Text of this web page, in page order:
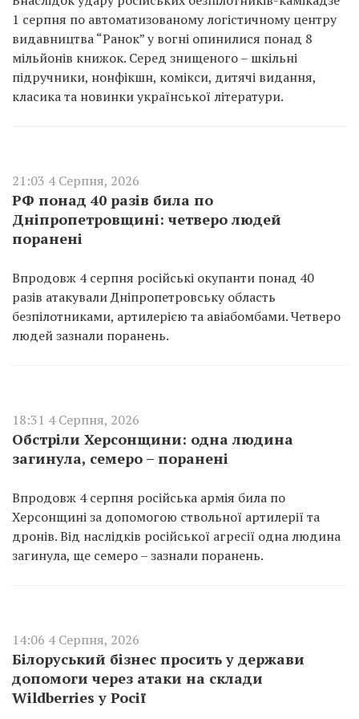
1 серпня по автоматизованому логістичному центру
видавництва “Ранок” у вогні опинилися понад 8
мільйонів книжок. Серед знищеного – шкільні
підручники, нонфікшн, комікси, дитячі видання,
класика та новинки української літератури.
21:03 4 Серпня, 2026
РФ понад 40 разів била по
Дніпропетровщині: четверо людей
поранені
Впродовж 4 серпня російські окупанти понад 40
разів атакували Дніпропетровську область
безпілотниками, артилерією та авіабомбами. Четверо
людей зазнали поранень.
18:31 4 Серпня, 2026
Обстріли Херсонщини: одна людина
загинула, семеро – поранені
Впродовж 4 серпня російська армія била по
Херсонщині за допомогою ствольної артилерії та
дронів. Від наслідків російської агресії одна людина
загинула, ще семеро – зазнали поранень.
14:06 4 Серпня, 2026
Білоруський бізнес просить у держави
допомоги через атаки на склади
Wildberries у Росії